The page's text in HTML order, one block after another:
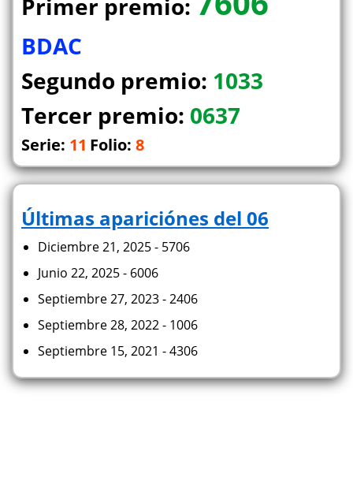
Primer premio:
BDAC
Segundo premio: 1033
Tercer premio: 0637
Serie: 11 Folio: 8
Últimas apariciónes del 06
Diciembre 21, 2025 - 5706
Junio 22, 2025 - 6006
Septiembre 27, 2023 - 2406
Septiembre 28, 2022 - 1006
Septiembre 15, 2021 - 4306